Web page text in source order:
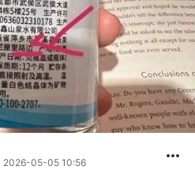
2026-05-05 10:56